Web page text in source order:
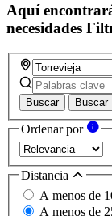
Aquí
necesidades
Buscar Buscar
Ordenar por
Distancia
A menos de
A menos de